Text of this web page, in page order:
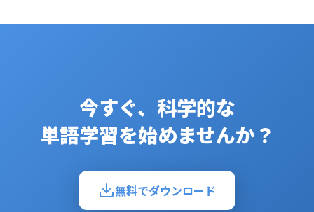
今すぐ、科学的な
単語学習を始めませんか？
無料でダウンロード